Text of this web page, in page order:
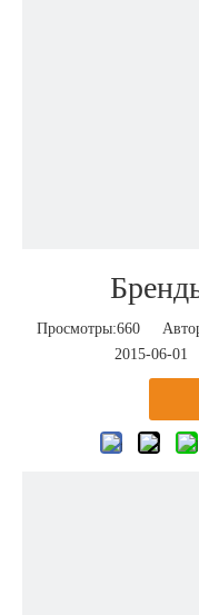
Просмотры:660
2015-06-